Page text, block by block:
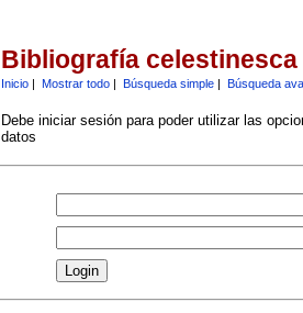
Bibliografía celestinesca
Inicio| Mostrar todo| Búsqueda simple| Búsqueda
Debe iniciar sesión para poder utilizar las
datos